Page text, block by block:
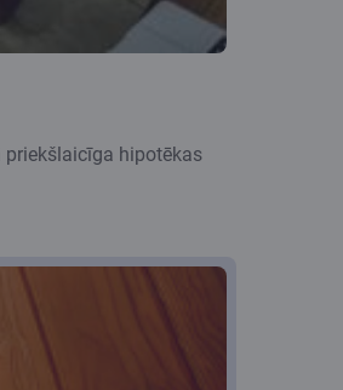
hipotēkas